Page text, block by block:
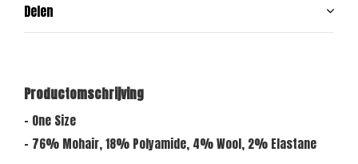
Delen
Productomschrijving
- One Size
- 76% Mohair, 18% Polyamide, 4% Wool, 2% Elastane